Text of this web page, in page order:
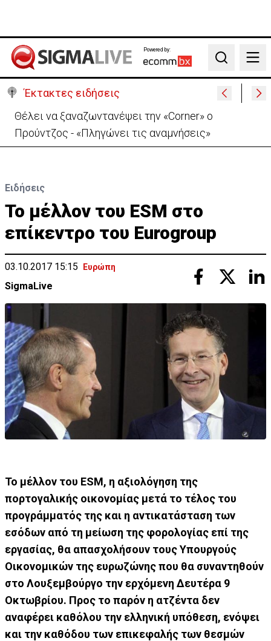
Powered by:
Search
Έκτακτες ειδήσεις
Θέλει να ξαναζωντανέψει την «Corner» o
Προύντζος - «Πληγώνει τις αναμνήσεις»
Ειδήσεις
Το μέλλον του ESM στο
επίκεντρο του Eurogroup
03.10.2017 15:15 Ευρώπη
SigmaLive
Το μέλλον του ESM, η αξιολόγηση της
πορτογαλικής οικονομίας μετά το τέλος του
προγράμματός της και η αντικατάσταση των
εσόδων από τη μείωση της φορολογίας επί της
εργασίας, θα απασχολήσουν τους Υπουργούς
Οικονομικών της ευρωζώνης που θα συναντηθούν
στο Λουξεμβούργο την ερχόμενη Δευτέρα 9
Οκτωβρίου. Προς το παρόν η ατζέντα δεν
αναφέρει καθόλου την ελληνική υπόθεση, ενόψει
και την καθόδου των επικεφαλής των θεσμών